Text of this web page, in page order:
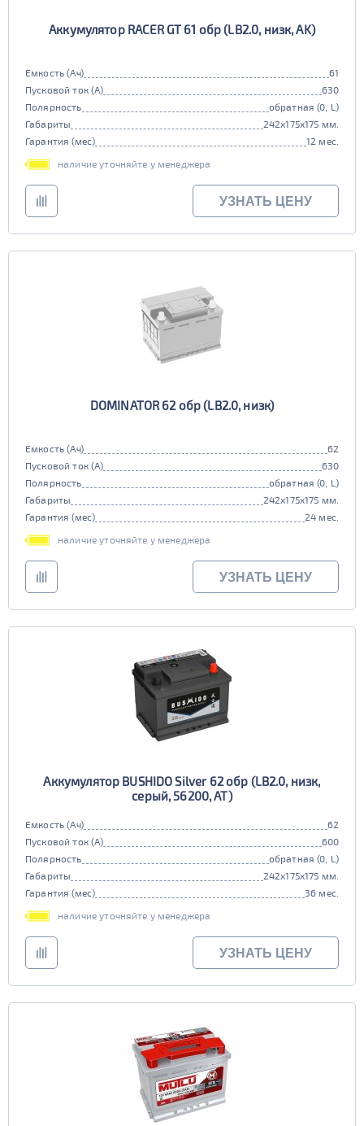
Аккумулятор RACER GT 61 обр (LB2.0, низк, AK)
Емкость (Ач)
61
Пусковой ток (А)
630
Полярность
обратная (0, L)
Габариты
242x175x175 мм.
Гарантия (мес)
12 мес.
наличие уточняйте у менеджера
УЗНАТЬ ЦЕНУ
DOMINATOR 62 обр (LB2.0, низк)
Емкость (Ач)
62
Пусковой ток (А)
630
Полярность
обратная (0, L)
Габариты
242x175x175 мм.
Гарантия (мес)
24 мес.
наличие уточняйте у менеджера
УЗНАТЬ ЦЕНУ
Аккумулятор BUSHIDO Silver 62 обр (LB2.0, низк,
серый, 56200, AT)
Емкость (Ач)
62
Пусковой ток (А)
600
Полярность
обратная (0, L)
Габариты
242x175x175 мм.
Гарантия (мес)
36 мес.
наличие уточняйте у менеджера
УЗНАТЬ ЦЕНУ